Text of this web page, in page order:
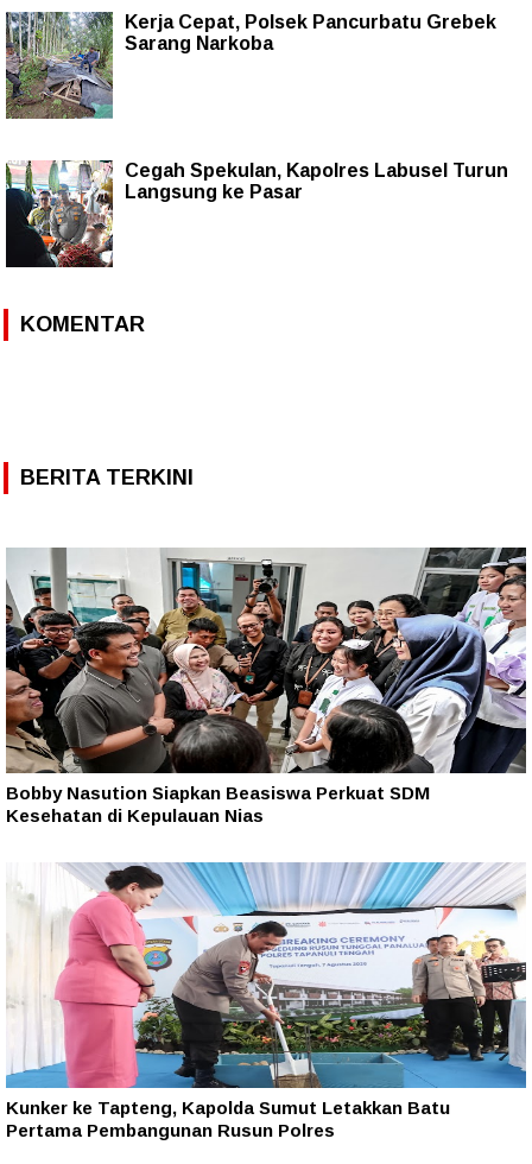
Kerja Cepat, Polsek Pancurbatu Grebek
Sarang Narkoba
Cegah Spekulan, Kapolres Labusel Turun
Langsung ke Pasar
KOMENTAR
BERITA TERKINI
Bobby Nasution Siapkan Beasiswa Perkuat SDM
Kesehatan di Kepulauan Nias
Kunker ke Tapteng, Kapolda Sumut Letakkan Batu
Pertama Pembangunan Rusun Polres